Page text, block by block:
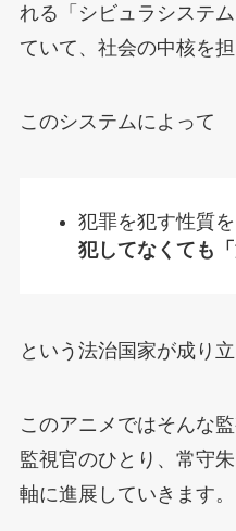
れる「シビュラシステ
ていて、社会の中核を担
このシステムによって
犯罪を犯す性質を
犯してなくても
という法治国家が成り
このアニメではそんな
監視官のひとり、常守
軸に進展していきます。